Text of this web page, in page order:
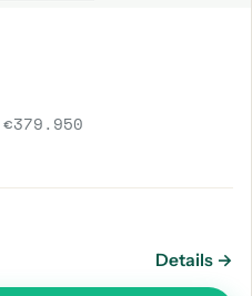
€379.950
Details →